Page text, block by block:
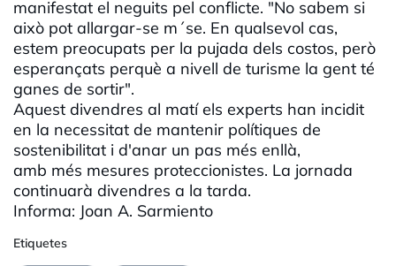
manifestat el neguits pel conflicte. "No sabem si
això pot allargar-se m´se. En qualsevol cas,
estem preocupats per la pujada dels costos, però
esperançats perquè a nivell de turisme la gent té
ganes de sortir".
Aquest divendres al matí els experts han incidit
en la necessitat de mantenir polítiques de
sostenibilitat i d'anar un pas més enllà,
amb més mesures proteccionistes. La jornada
continuarà divendres a la tarda.
Informa: Joan A. Sarmiento
Etiquetes